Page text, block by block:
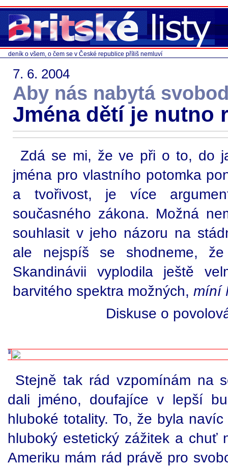
deník o všem, o čem se v České republice příliš nemluví
7. 6. 2004
Aby nás nabytá
Jména dětí je nutno
Zdá se mi, že ve při o to, do
jména pro vlastního potomka
a tvořivost, je více
současného zákona. Možná
souhlasit v jeho názoru na
ale nejspíš se shodneme,
Skandinávii vyplodila ještě
barvitého spektra možných, míní
Diskuse o
Stejně tak rád vzpomínám na
dali jméno, doufajíce v lepší
hluboké totality. To, že byla
hluboký estetický zážitek a chuť
Ameriku mám rád právě pro